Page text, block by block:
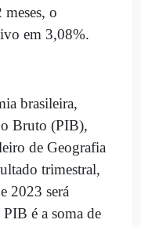
o
em 3,08%.
brasileira,
Bruto (PIB),
de Geografia
trimestral,
2023 será
é a soma de